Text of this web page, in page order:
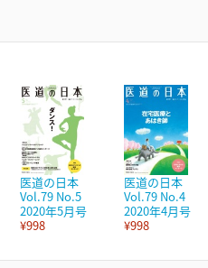
医道の日本
Vol.79 No.5
2020年5月号
¥998
医道の日本
Vol.79 No.4
2020年4月号
¥998